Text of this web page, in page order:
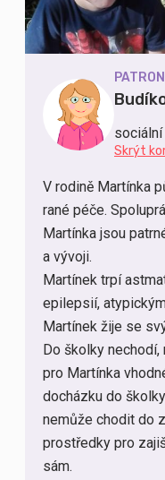
Skrýt
V rodině Martínka
rané péče.
Martínka jsou
a vývoji.
Martínek trpí
epilepsií,
Martínek žije se
Do školky
pro Martínka
docházku do
nemůže chodit do
prostředky pro
sám.